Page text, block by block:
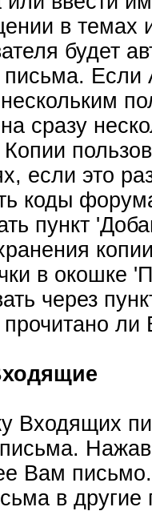
в темах
будет
письма.
сразу
если это
коды
пункт
в окошке
через
прочитано
Входящих
Вам
в другие